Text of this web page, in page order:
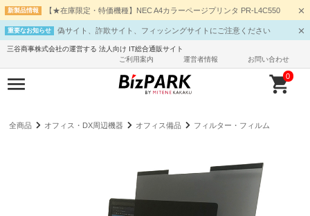
新製品情報 【★在庫限定・特価機種】NEC A4カラーページプリンタ PR-L4C550
重要なお知らせ 偽サイト、詐欺サイト、フィッシングサイトにご注意ください
三谷商事株式会社の運営する 法人向け IT総合通販サイト
ご利用案内
運営者情報 お問い合わせ
0
全商品 オフィス・DX周辺機器 オフィス備品 フィルター・フィルム